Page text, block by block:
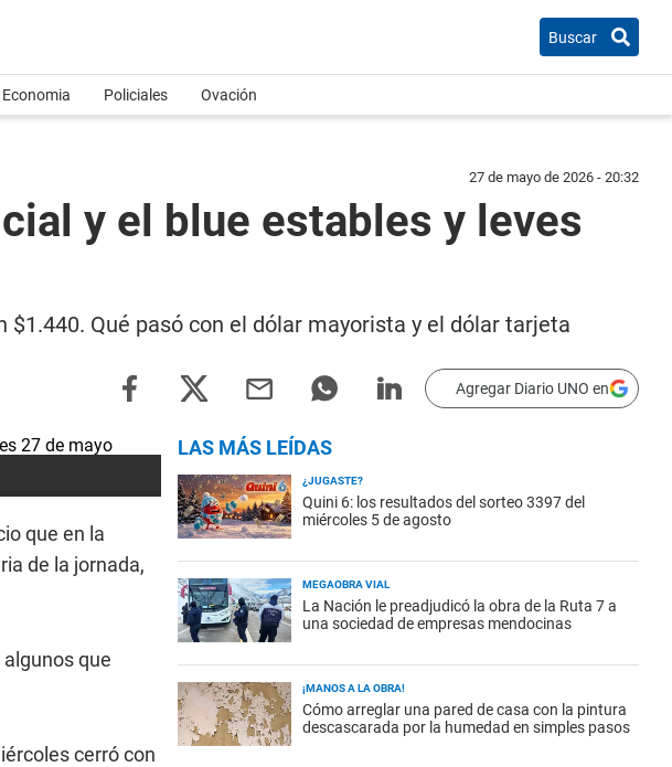
Buscar
Economia Policiales Ovación
27 de mayo de 2026 - 20:32
y el blue estables y leves
Qué pasó con el dólar mayorista y el dólar tarjeta
Agregar Diario UNO en
que en la
de la jornada,
que
cerró con
LAS MÁS LEÍDAS
¿JUGASTE?
Quini 6: los resultados del sorteo 3397 del
miércoles 5 de agosto
MEGAOBRA VIAL
La Nación le preadjudicó la obra de la Ruta 7 a
una sociedad de empresas mendocinas
¡MANOS A LA OBRA!
Cómo arreglar una pared de casa con la pintura
descascarada por la humedad en simples pasos